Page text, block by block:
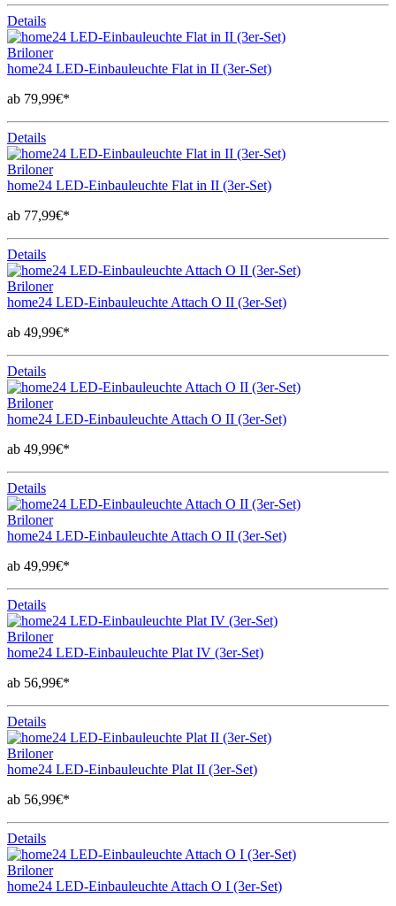
Details
Briloner
home24 LED-Einbauleuchte Flat in II (3er-Set)
ab 79,99€*
Details
Briloner
home24 LED-Einbauleuchte Flat in II (3er-Set)
ab 77,99€*
Details
Briloner
home24 LED-Einbauleuchte Attach O II (3er-Set)
ab 49,99€*
Details
Briloner
home24 LED-Einbauleuchte Attach O II (3er-Set)
ab 49,99€*
Details
Briloner
home24 LED-Einbauleuchte Attach O II (3er-Set)
ab 49,99€*
Details
Briloner
home24 LED-Einbauleuchte Plat IV (3er-Set)
ab 56,99€*
Details
Briloner
home24 LED-Einbauleuchte Plat II (3er-Set)
ab 56,99€*
Details
Briloner
home24 LED-Einbauleuchte Attach O I (3er-Set)